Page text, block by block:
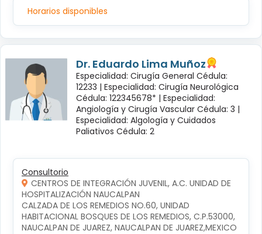
Horarios disponibles
Dr. Eduardo Lima Muñoz
Especialidad: Cirugía General Cédula:
12233 | Especialidad: Cirugía Neurológica
Cédula: 122345678* | Especialidad:
Angiología y Cirugía Vascular Cédula: 3 |
Especialidad: Algología y Cuidados
Paliativos Cédula: 2
Consultorio
CENTROS DE INTEGRACIÓN JUVENIL, A.C. UNIDAD DE
HOSPITALIZACIÓN NAUCALPAN
CALZADA DE LOS REMEDIOS NO.60, UNIDAD
HABITACIONAL BOSQUES DE LOS REMEDIOS, C.P.53000,
NAUCALPAN DE JUAREZ, NAUCALPAN DE JUAREZ,MEXICO